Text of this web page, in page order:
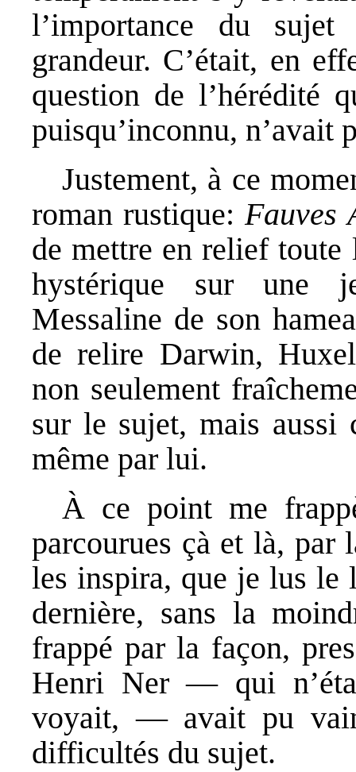
l’importance du
grandeur. C’était, en
question de l’hérédité
puisqu’inconnu, n’avait
Justement, à ce
roman rustique:Fauves
de mettre en relief toute
hystérique sur une
Messaline de son
de relire Darwin,
non seulement
sur le sujet, mais aussi
même par lui.
À ce point me
parcourues çà et là, par
les inspira, que je lus le
dernière, sans la
frappé par la façon,
Henri Ner — qui
voyait, — avait pu
difficultés du sujet.